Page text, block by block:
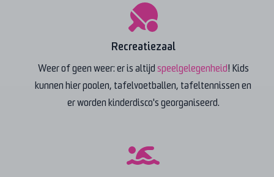
Recreatiezaal
Weer of geen weer: er is altijd speelgelegenheid! Kids
kunnen hier poolen, tafelvoetballen, tafeltennissen en
er worden kinderdisco's georganiseerd.